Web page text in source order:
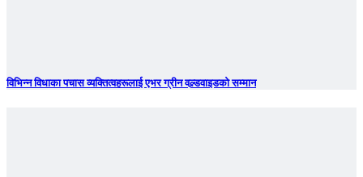
विभिन्न विधाका पचास व्यक्तित्वहरूलाई एभर ग्रीन वल्र्डवाइडको सम्मान